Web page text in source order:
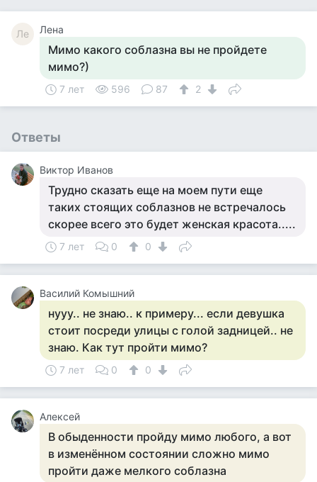
Ле Лена
Мимо какого соблазна вы не пройдете
мимо?)
7 лет 596 87 2
Ответы
Виктор Иванов
Трудно сказать еще на моем пути еще
таких стоящих соблазнов не встречалось
скорее всего это будет женская красота.....
7 лет 0 0
Василий Комышний
нууу.. не знаю.. к примеру... если девушка
стоит посреди улицы с голой задницей.. не
знаю. Как тут пройти мимо?
7 лет 0 0
Алексей
В обыденности пройду мимо любого, а вот
в изменённом состоянии сложно мимо
пройти даже мелкого соблазна